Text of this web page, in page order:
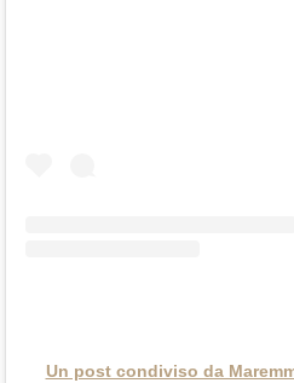
Un post condiviso da